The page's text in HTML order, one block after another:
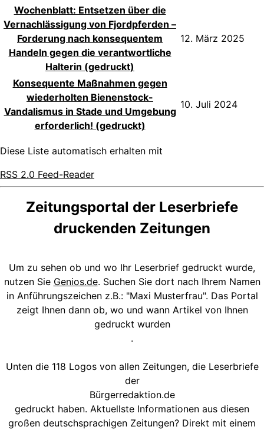
Wochenblatt: Entsetzen über die
Vernachlässigung von Fjordpferden –
Forderung nach konsequentem
Handeln gegen die verantwortliche
Halterin (gedruckt)
12. März 2025
Konsequente Maßnahmen gegen
wiederholten Bienenstock-
Vandalismus in Stade und Umgebung
erforderlich! (gedruckt)
10. Juli 2024
Diese Liste automatisch erhalten mit
RSS 2.0 Feed-Reader
Zeitungsportal der Leserbriefe
druckenden Zeitungen
Um zu sehen ob und wo Ihr Leserbrief gedruckt wurde,
nutzen Sie Genios.de. Suchen Sie dort nach Ihrem Namen
in Anführungszeichen z.B.: "Maxi Musterfrau". Das Portal
zeigt Ihnen dann ob, wo und wann Artikel von Ihnen
gedruckt wurden
.
Unten die 118 Logos von allen Zeitungen, die Leserbriefe
der
Bürgerredaktion.de
gedruckt haben. Aktuellste Informationen aus diesen
großen deutschsprachigen Zeitungen? Direkt mit einem